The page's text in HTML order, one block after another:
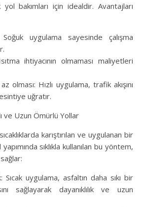
yol bakımları için idealdir. Avantajları
uygulama sayesinde çalışma
ihtiyacının olmaması maliyetleri
olması: Hızlı uygulama, trafik akışını
uğratır.
ve Uzun Ömürlü Yollar
karıştırılan ve uygulanan bir
yapımında sıklıkla kullanılan bu yöntem,
Sıcak uygulama, asfaltın daha sıkı bir
sağlayarak dayanıklılık ve uzun